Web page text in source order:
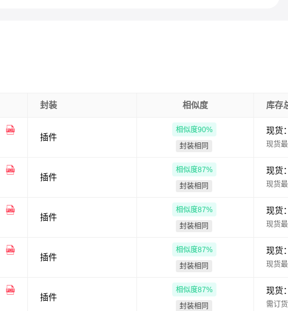
封装 相似度 库存
插件
相似度90%
封装相同
现货
现货
插件
相似度87%
封装相同
现货
现货
插件
相似度87%
封装相同
现货
现货
插件
相似度87%
封装相同
现货
现货
插件
相似度87%
封装相同
现货
需订货